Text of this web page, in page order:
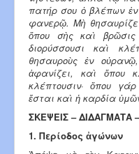
πατήρ σου ὁ βλέπων
φανερῷ. Μὴ
ὅπου σὴς καὶ
διορύσσουσι καὶ
θησαυροὺς ἐν
ἀφανίζει, καὶ ὅπου
κλέπτουσιν· ὅπου
ἔσται καὶ ἡ καρδία
ΣΚΕΨΕΙΣ – ΔΙΔΑΓΜΑΤΑ
1. Περίοδος ἀγώνων